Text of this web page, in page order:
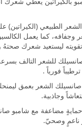
الطبيعي (الكيراتين)
وجفافه، كما يعمل
وتقويته ليستعيد شعرك
للشعر التالف
فورياً .
الشعر بعمق
وجاذبية.
مضاعفة مع شامبو
ناعمٍ وصحيّ.